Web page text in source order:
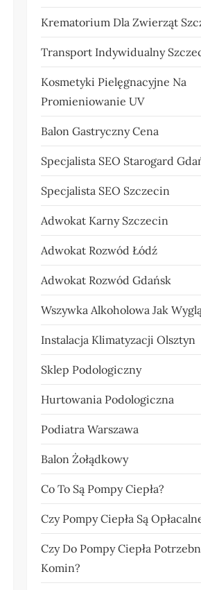
Krematorium Dla Zwierząt
Transport Indywidualny
Kosmetyki Pielęgnacyjne Na
Promieniowanie UV
Balon Gastryczny Cena
Specjalista SEO Starogard
Specjalista SEO Szczecin
Adwokat Karny Szczecin
Adwokat Rozwód Łódź
Adwokat Rozwód Gdańsk
Wszywka Alkoholowa Jak
Instalacja Klimatyzacji Olsztyn
Sklep Podologiczny
Hurtowania Podologiczna
Podiatra Warszawa
Balon Żołądkowy
Co To Są Pompy Ciepła?
Czy Pompy Ciepła Są
Czy Do Pompy Ciepła
Komin?